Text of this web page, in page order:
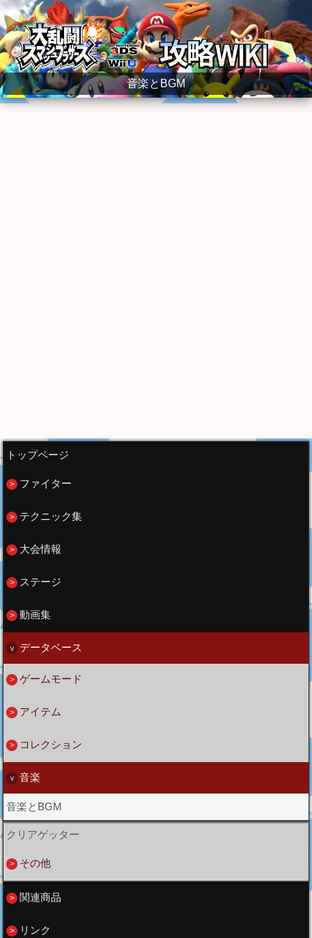
大乱闘スマッシュブラザーズ for WiiU wiki
音楽とBGM
トップページ
ファイター
テクニック集
大会情報
ステージ
動画集
データベース
ゲームモード
アイテム
コレクション
音楽
音楽とBGM
クリアゲッター
その他
関連商品
リンク